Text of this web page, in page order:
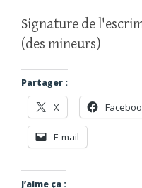
Signature de
(des mineurs)
Partager :
X
E-mail
J’aime ça :